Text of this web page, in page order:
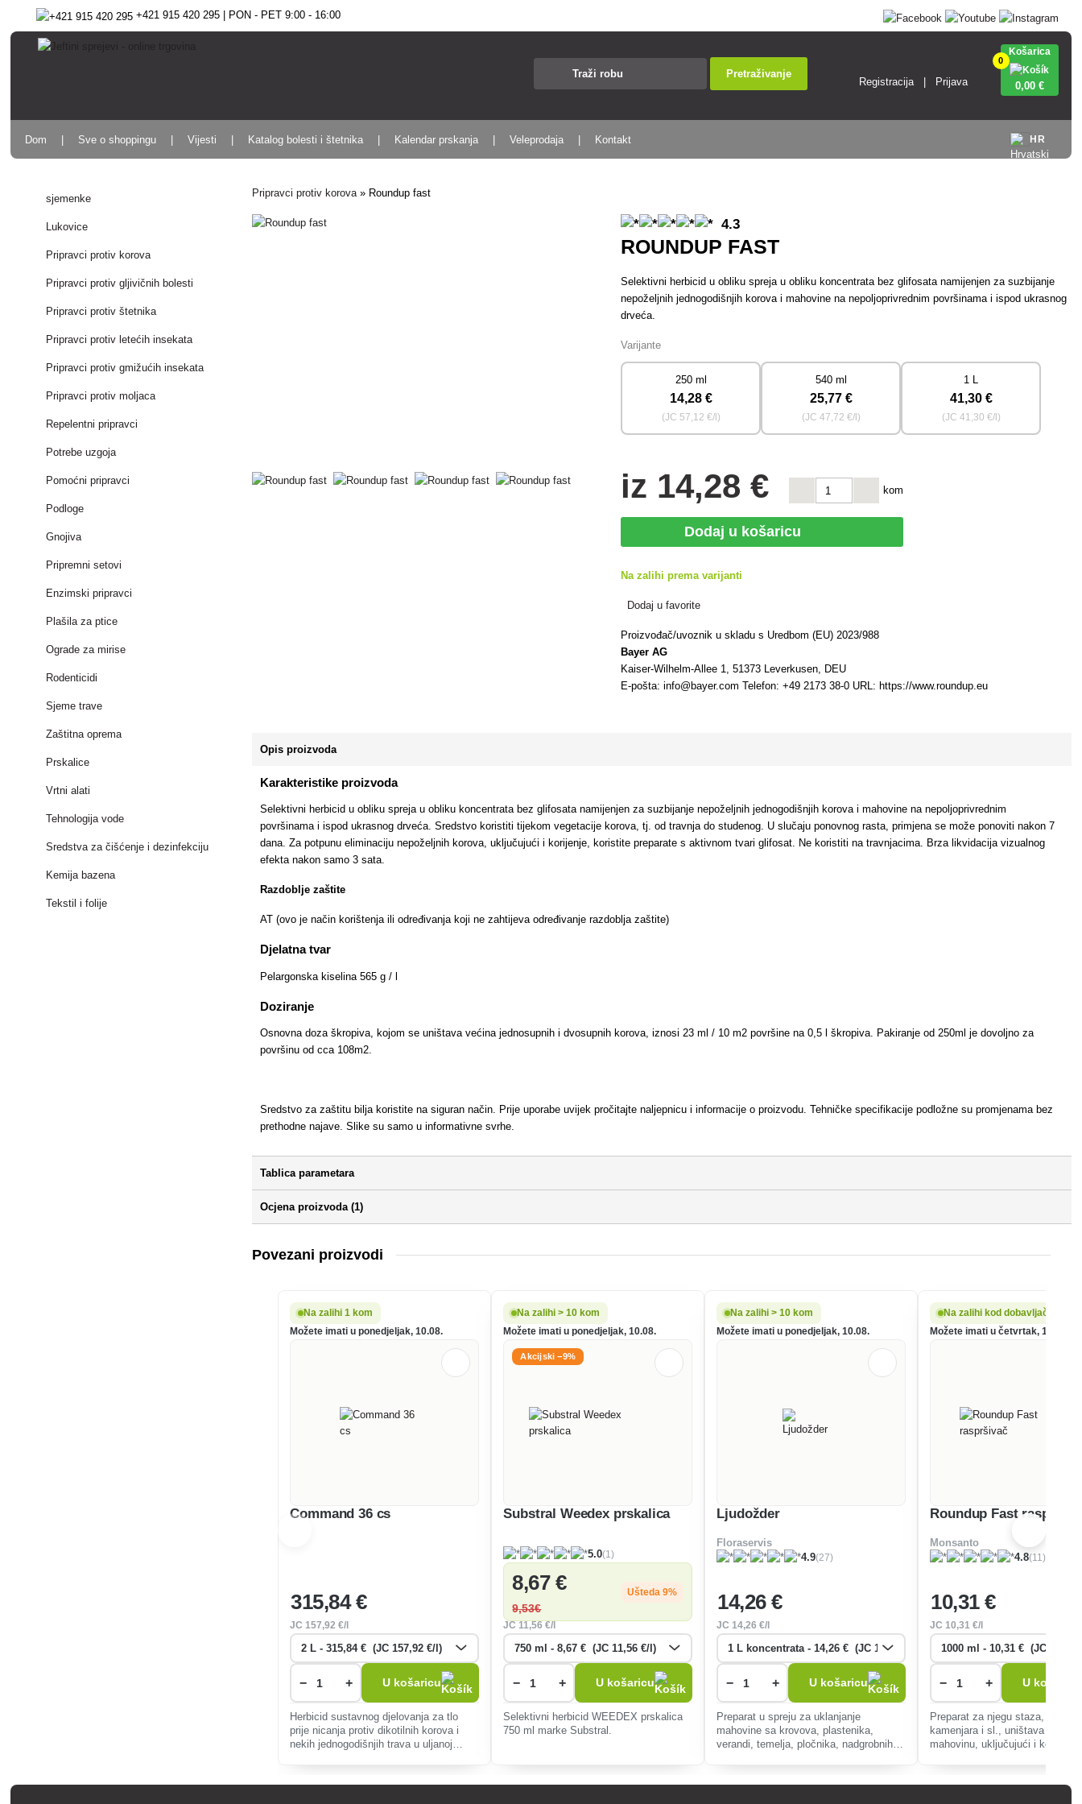
+421 915 420 295 | PON - PET 9:00 - 16:00
Pretraživanje
Registracija Prijava
0
Košarica
0,00 €
HR
Dom Sve o shoppingu Vijesti Katalog bolesti i štetnika Kalendar prskanja Veleprodaja Kontakt
sjemenke
Lukovice
Pripravci protiv korova
Pripravci protiv gljivičnih bolesti
Pripravci protiv štetnika
Pripravci protiv letećih insekata
Pripravci protiv gmižućih insekata
Pripravci protiv moljaca
Repelentni pripravci
Potrebe uzgoja
Pomoćni pripravci
Podloge
Gnojiva
Pripremni setovi
Enzimski pripravci
Plašila za ptice
Ograde za mirise
Rodenticidi
Sjeme trave
Zaštitna oprema
Prskalice
Vrtni alati
Tehnologija vode
Sredstva za čišćenje i dezinfekciju
Kemija bazena
Tekstil i folije
Pripravci protiv korova» Roundup fast
4.3
ROUNDUP FAST
Selektivni herbicid u obliku spreja u obliku koncentrata bez glifosata namijenjen za suzbijanje
nepoželjnih jednogodišnjih korova i mahovine na nepoljoprivrednim površinama i ispod ukrasnog
drveća.
Varijante
250 ml
14,28 €
(JC 57,12 €/l)
540 ml
25,77 €
(JC 47,72 €/l)
1 L
41,30 €
(JC 41,30 €/l)
iz 14,28 € kom
Dodaj u košaricu
Na zalihi prema varijanti
Dodaj u favorite
Proizvođač/uvoznik u skladu s Uredbom (EU) 2023/988
Bayer AG
Kaiser-Wilhelm-Allee 1, 51373 Leverkusen, DEU
E-pošta: info@bayer.com Telefon: +49 2173 38-0 URL: https://www.roundup.eu
Opis proizvoda
Karakteristike proizvoda
Selektivni herbicid u obliku spreja u obliku koncentrata bez glifosata namijenjen za suzbijanje nepoželjnih jednogodišnjih korova i mahovine na nepoljoprivrednim
površinama i ispod ukrasnog drveća. Sredstvo koristiti tijekom vegetacije korova, tj. od travnja do studenog. U slučaju ponovnog rasta, primjena se može ponoviti nakon 7
dana. Za potpunu eliminaciju nepoželjnih korova, uključujući i korijenje, koristite preparate s aktivnom tvari glifosat. Ne koristiti na travnjacima. Brza likvidacija vizualnog
efekta nakon samo 3 sata.
Razdoblje zaštite
AT (ovo je način korištenja ili određivanja koji ne zahtijeva određivanje razdoblja zaštite)
Djelatna tvar
Pelargonska kiselina 565 g / l
Doziranje
Osnovna doza škropiva, kojom se uništava većina jednosupnih i dvosupnih korova, iznosi 23 ml / 10 m2 površine na 0,5 l škropiva. Pakiranje od 250ml je dovoljno za
površinu od cca 108m2.
Sredstvo za zaštitu bilja koristite na siguran način. Prije uporabe uvijek pročitajte naljepnicu i informacije o proizvodu. Tehničke specifikacije podložne su promjenama bez
prethodne najave. Slike su samo u informativne svrhe.
Tablica parametara
Ocjena proizvoda (1)
Povezani proizvodi
Na zalihi 1 kom
Možete imati u ponedjeljak, 10.08.
Command 36 cs
315,84 €
JC157,92 €/l
− + U košaricu
Herbicid sustavnog djelovanja za tlo
prije nicanja protiv dikotilnih korova i
nekih jednogodišnjih trava u uljanoj
Na zalihi > 10 kom
Možete imati u ponedjeljak, 10.08.
Akcijski −9%
Substral Weedex prskalica
5.0(1)
8,67 €
9,53€
Ušteda 9%
JC11,56 €/l
− + U košaricu
Selektivni herbicid WEEDEX prskalica
750 ml marke Substral.
Na zalihi > 10 kom
Možete imati u ponedjeljak, 10.08.
Ljudožder
Floraservis
4.9(27)
14,26 €
JC14,26 €/l
− + U košaricu
Preparat u spreju za uklanjanje
mahovine sa krovova, plastenika,
verandi, temelja, pločnika, nadgrobnih
Na zalihi kod dobavljača
Možete imati u četvrtak, 13.08.
Roundup Fast
Monsanto
4.8(11)
10,31 €
JC10,31 €/l
− + U košaricu
Preparat za njegu staza,
kamenjara i sl., uništava korov i
mahovinu, uključujući i